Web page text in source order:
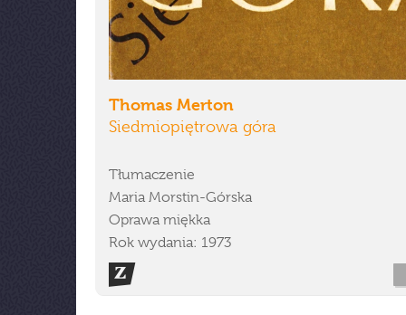
Thomas Merton
Siedmiopiętrowa góra
Tłumaczenie
Maria Morstin-Górska
Oprawa miękka
Rok wydania: 1973